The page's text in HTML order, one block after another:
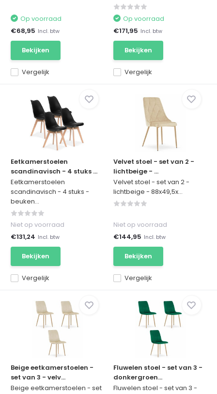
Vergelijk
Op voorraad
€68,95 Incl. btw
Bekijken
Vergelijk
Op voorraad
€171,95 Incl. btw
Bekijken
Eetkamerstoelen
scandinavisch - 4 stuks ...
Eetkamerstoelen
scandinavisch - 4 stuks -
beuken...
Vergelijk
Niet op voorraad
€131,24 Incl. btw
Bekijken
Velvet stoel - set van 2 -
lichtbeige - ...
Velvet stoel - set van 2 -
lichtbeige - 88x49,5x...
Vergelijk
Niet op voorraad
€144,95 Incl. btw
Bekijken
Beige eetkamerstoelen -
set van 3 - velv...
Beige eetkamerstoelen - set
Fluwelen stoel - set van 3 -
donkergroen...
Fluwelen stoel - set van 3 -